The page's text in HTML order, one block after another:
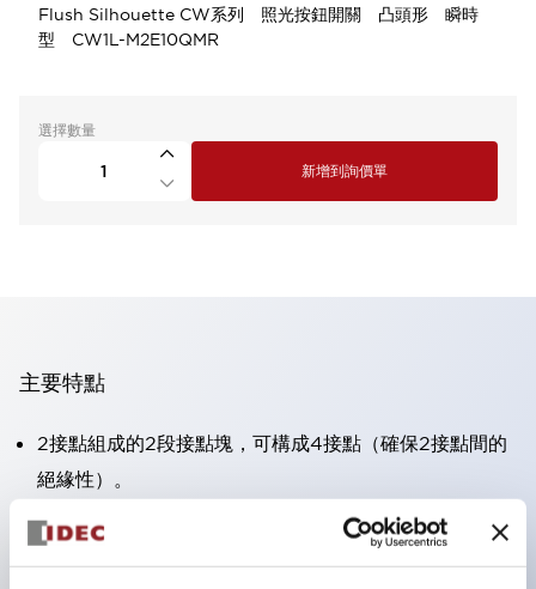
Flush Silhouette CW系列 照光按鈕開關 凸頭形 瞬時
型 CW1L-M2E10QMR
選擇數量
新增到詢價單
主要特點
2接點組成的2段接點塊，可構成4接點（確保2接點間的
絕緣性）。
面板深度39.9mm（※11段接點塊）、59.9mm（※22段
接點塊）。可實現省空間設計。